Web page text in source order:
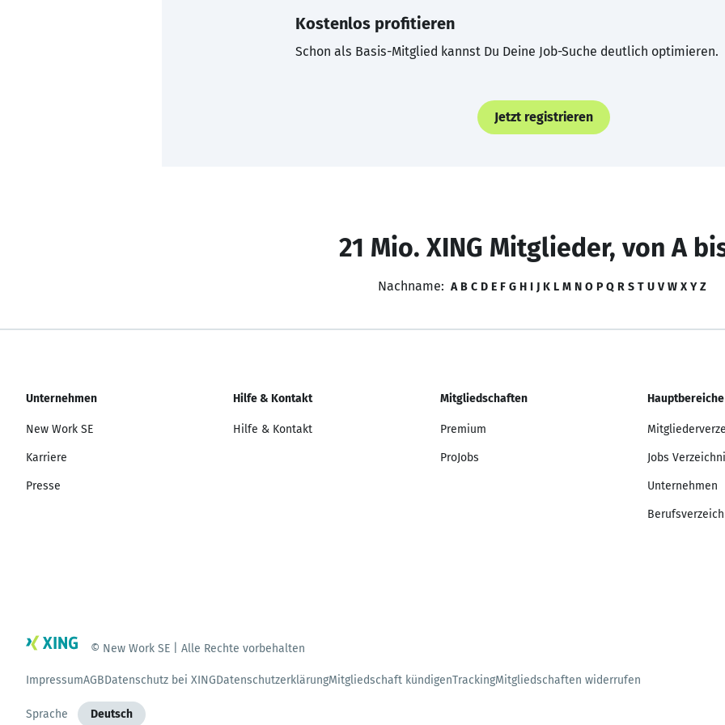
Kostenlos profitieren
Schon als Basis-Mitglied kannst Du Deine Job-Suche deutlich optimieren.
Jetzt registrieren
21 Mio. XING Mitglieder, von A
Nachname: A B C D E F G H I J K L M N O P Q R S T U V W X Y Z
Unternehmen
New Work SE
Karriere
Presse
Hilfe & Kontakt
Hilfe & Kontakt
Mitgliedschaften
Premium
ProJobs
Hauptbereiche
Jobs
Unternehmen
© New Work SE | Alle Rechte vorbehalten
ImpressumAGBDatenschutz bei XINGDatenschutzerklärungMitgliedschaft kündigenTrackingMitgliedschaften widerrufen
Sprache Deutsch